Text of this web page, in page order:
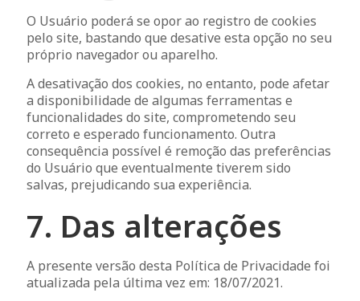
O Usuário poderá se opor ao registro de cookies
pelo site, bastando que desative esta opção no seu
próprio navegador ou aparelho.
A desativação dos cookies, no entanto, pode afetar
a disponibilidade de algumas ferramentas e
funcionalidades do site, comprometendo seu
correto e esperado funcionamento. Outra
consequência possível é remoção das preferências
do Usuário que eventualmente tiverem sido
salvas, prejudicando sua experiência.
7. Das alterações
A presente versão desta Política de Privacidade foi
atualizada pela última vez em: 18/07/2021.